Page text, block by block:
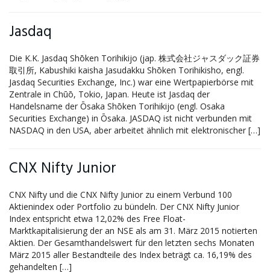
Jasdaq
Die K.K. Jasdaq Shōken Torihikijo (jap. 株式会社ジャスダック証券
取引所, Kabushiki kaisha Jasudakku Shōken Torihikisho, engl.
Jasdaq Securities Exchange, Inc.) war eine Wertpapierbörse mit
Zentrale in Chūō, Tokio, Japan. Heute ist Jasdaq der
Handelsname der Ōsaka Shōken Torihikijo (engl. Osaka
Securities Exchange) in Ōsaka. JASDAQ ist nicht verbunden mit
NASDAQ in den USA, aber arbeitet ähnlich mit elektronischer […]
CNX Nifty Junior
CNX Nifty und die CNX Nifty Junior zu einem Verbund 100
Aktienindex oder Portfolio zu bündeln. Der CNX Nifty Junior
Index entspricht etwa 12,02% des Free Float-
Marktkapitalisierung der an NSE als am 31. März 2015 notierten
Aktien. Der Gesamthandelswert für den letzten sechs Monaten
März 2015 aller Bestandteile des Index beträgt ca. 16,19% des
gehandelten […]